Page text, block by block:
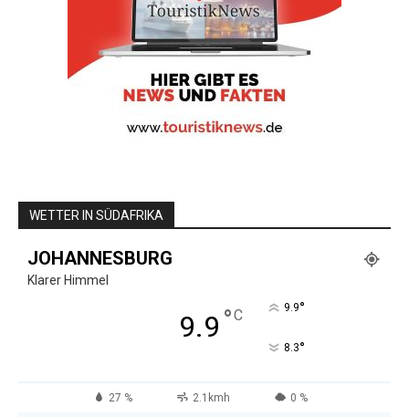
WETTER IN SÜDAFRIKA
JOHANNESBURG
Klarer Himmel
9.9 °C 9.9°
8.3°
27 % 2.1kmh 0 %